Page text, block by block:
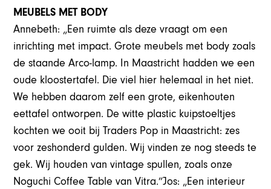
MEUBELS MET BODY
Annebeth: „Een ruimte als deze vraagt om een
inrichting met impact. Grote meubels met body zoals
de staande Arco-lamp. In Maastricht hadden we een
oude kloostertafel. Die viel hier helemaal in het niet.
We hebben daarom zelf een grote, eikenhouten
eettafel ontworpen. De witte plastic kuipstoeltjes
kochten we ooit bij Traders Pop in Maastricht: zes
voor zeshonderd gulden. Wij vinden ze nog steeds te
gek. Wij houden van vintage spullen, zoals onze
Noguchi Coffee Table van Vitra.”Jos: „Een interieur